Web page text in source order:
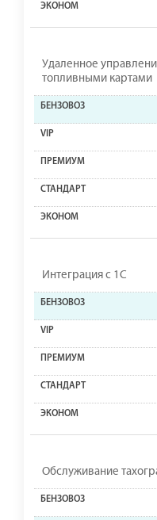
Удаленное
топливными картами
Интеграция с 1С
Обслуживание